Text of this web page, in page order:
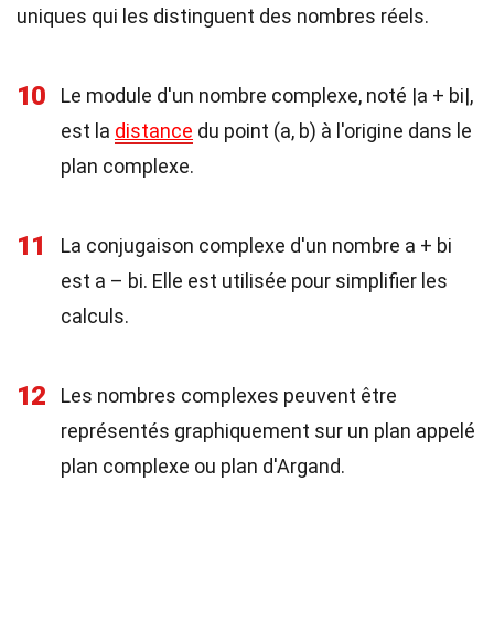
uniques qui les distinguent des nombres réels.
10
Le module d'un nombre complexe, noté |a + bi|,
est la distance du point (a, b) à l'origine dans le
plan complexe.
11
La conjugaison complexe d'un nombre a + bi
est a – bi. Elle est utilisée pour simplifier les
calculs.
12
Les nombres complexes peuvent être
représentés graphiquement sur un plan appelé
plan complexe ou plan d'Argand.